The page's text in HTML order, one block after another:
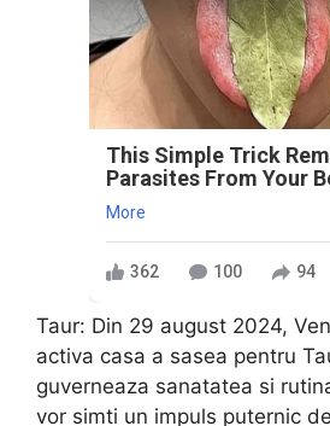
This Simple Trick
Parasites From Your
More
362 100 94
Taur: Din 29 august 2024,
activa casa a sasea pentru
guverneaza sanatatea si
vor simti un impuls puternic